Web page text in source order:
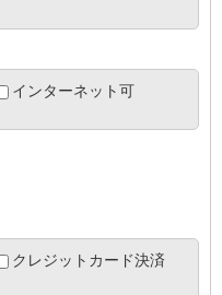
インターネット可
クレジットカード決済